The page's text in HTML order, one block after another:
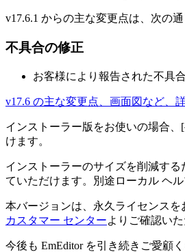
v17.6.1 からの主な変更点は、次の通
不具合の修正
お客様により報告された不具
v17.6 の主な変更点、画面図など、
インストーラー版をお使いの場合
けます。
インストーラーのサイズを削減す
ていただけます。別途ローカル ヘ
本バージョンは、永久ライセンスを
カスタマー センターよりご確認い
今後も EmEditor を引き続きご愛顧